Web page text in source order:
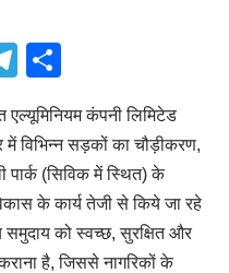
Telegram
एल्यूमिनियम कंपनी लिमिटेड
में विभिन्न सड़कों का चौड़ीकरण,
पार्क (सिविक में स्थित) के
के कार्य तेजी से किये जा रहे
समुदाय को स्वच्छ, सुरक्षित और
है, जिससे नागरिकों के